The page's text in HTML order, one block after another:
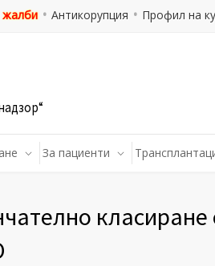
Профил на
Антикорупция
жалби
За пациенти